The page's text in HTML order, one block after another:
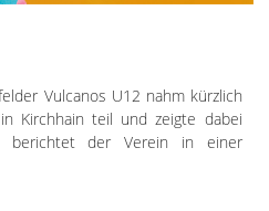
Vulcanos U12 nahm kürzlich
Kirchhain teil und zeigte dabei
berichtet der Verein in einer